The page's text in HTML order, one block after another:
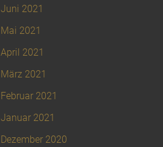
Juni 2021
Mai 2021
April 2021
März 2021
Februar 2021
Januar 2021
Dezember 2020